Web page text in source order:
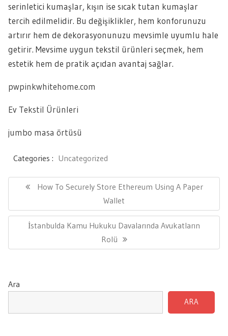
serinletici kumaşlar, kışın ise sıcak tutan kumaşlar
tercih edilmelidir. Bu değişiklikler, hem konforunuzu
artırır hem de dekorasyonunuzu mevsimle uyumlu hale
getirir. Mevsime uygun tekstil ürünleri seçmek, hem
estetik hem de pratik açıdan avantaj sağlar.
pwpinkwhitehome.com
Ev Tekstil Ürünleri
jumbo masa örtüsü
Categories : Uncategorized
gezinmesiPrevious
How To Securely Store Ethereum Using A Paper
Wallet
Next
İstanbulda Kamu Hukuku Davalarında Avukatların
Rolü
Ara
ARA